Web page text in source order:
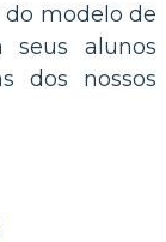
modelo de
alunos
dos nossos